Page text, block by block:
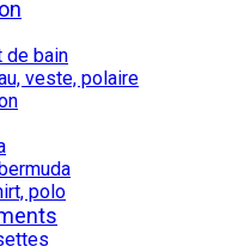
de bain
veste, polaire
polo